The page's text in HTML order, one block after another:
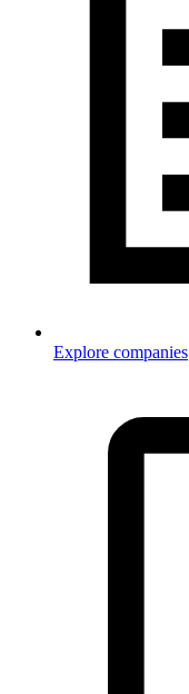
Explore companies